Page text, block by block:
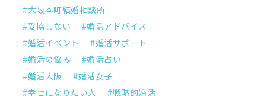
大阪本町結婚相談所
妥協しない
婚活アドバイス
婚活イベント
婚活サポート
婚活の悩み
婚活占い
婚活大阪
婚活女子
幸せになりたい人
戦略的婚活